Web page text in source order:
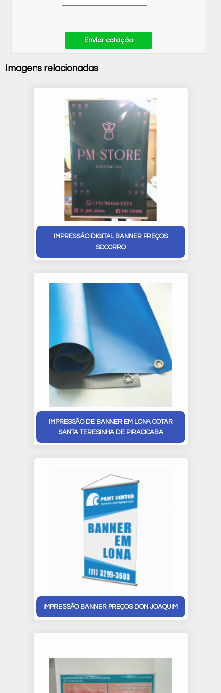
Enviar cotação
Imagens relacionadas
IMPRESSÃO DIGITAL BANNER PREÇOS
SOCORRO
IMPRESSÃO DE BANNER EM LONA COTAR
SANTA TERESINHA DE PIRACICABA
IMPRESSÃO BANNER PREÇOS DOM JOAQUIM